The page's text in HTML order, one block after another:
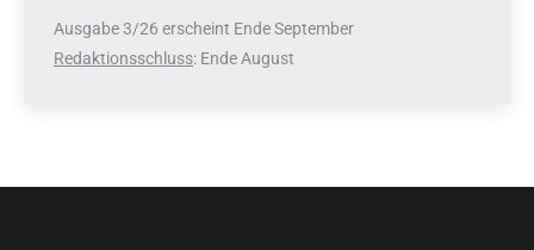
Ausgabe 3/26 erscheint Ende September
Redaktionsschluss: Ende August